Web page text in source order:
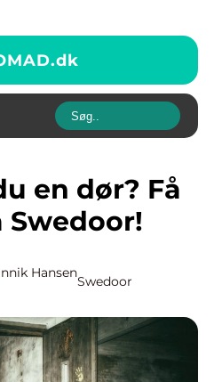
dk
Swedoor!
Hansen
Swedoor